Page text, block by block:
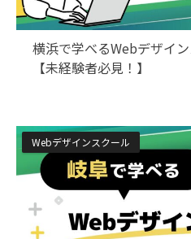
横浜で学べるWebデザイ
【未経験者必見！】
Webデザインスクール